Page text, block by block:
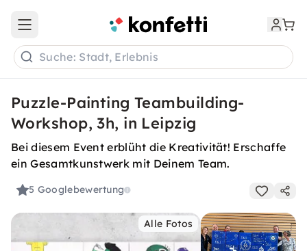
Open main menu
Suche: Stadt, Erlebnis
Puzzle-Painting Teambuilding-
Workshop, 3h, in Leipzig
Bei diesem Event erblüht die Kreativität! Erschaffe
ein Gesamtkunstwerk mit Deinem Team.
5 Googlebewertung
Alle Fotos